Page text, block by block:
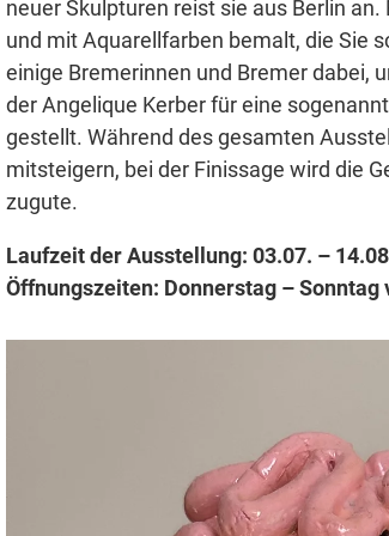
neuer Skulpturen reist sie aus Berlin
und mit Aquarellfarben bemalt, die Sie
einige Bremerinnen und Bremer dabei,
der Angelique Kerber für eine
gestellt. Während des gesamten
mitsteigern, bei der Finissage wird die
zugute.
Laufzeit der Ausstellung: 03.07. –
Öffnungszeiten: Donnerstag – Sonntag